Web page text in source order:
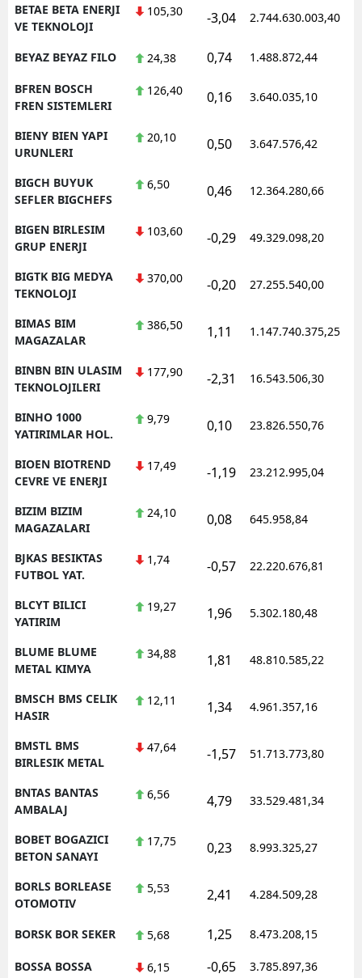
BETAE BETA ENERJI
VE TEKNOLOJI
105,30 -3,04 2.744.630.003,40
BEYAZ BEYAZ FILO 24,38 0,74 1.488.872,44
BFREN BOSCH
FREN SISTEMLERI
126,40 0,16 3.640.035,10
BIENY BIEN YAPI
URUNLERI
20,10 0,50 3.647.576,42
BIGCH BUYUK
SEFLER BIGCHEFS
6,50 0,46 12.364.280,66
BIGEN BIRLESIM
GRUP ENERJI
103,60 -0,29 49.329.098,20
BIGTK BIG MEDYA
TEKNOLOJI
370,00 -0,20 27.255.540,00
BIMAS BIM
MAGAZALAR
386,50 1,11 1.147.740.375,25
BINBN BIN ULASIM
TEKNOLOJILERI
177,90 -2,31 16.543.506,30
BINHO 1000
YATIRIMLAR HOL.
9,79 0,10 23.826.550,76
BIOEN BIOTREND
CEVRE VE ENERJI
17,49 -1,19 23.212.995,04
BIZIM BIZIM
MAGAZALARI
24,10 0,08 645.958,84
BJKAS BESIKTAS
FUTBOL YAT.
1,74 -0,57 22.220.676,81
BLCYT BILICI
YATIRIM
19,27 1,96 5.302.180,48
BLUME BLUME
METAL KIMYA
34,88 1,81 48.810.585,22
BMSCH BMS CELIK
HASIR
12,11 1,34 4.961.357,16
BMSTL BMS
BIRLESIK METAL
47,64 -1,57 51.713.773,80
BNTAS BANTAS
AMBALAJ
6,56 4,79 33.529.481,34
BOBET BOGAZICI
BETON SANAYI
17,75 0,23 8.993.325,27
BORLS BORLEASE
OTOMOTIV
5,53 2,41 4.284.509,28
BORSK BOR SEKER 5,68 1,25 8.473.208,15
BOSSA BOSSA 6,15 -0,65 3.785.897,36